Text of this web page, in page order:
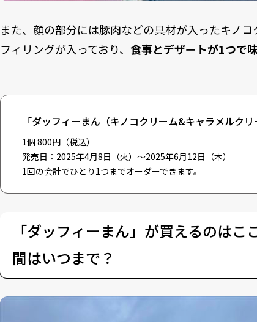
また、顔の部分には豚肉などの具材が入ったキノ
フィリングが入っており、 食事とデザートが1つで
「ダッフィーまん（キノコクリーム&キャラメルクリ
1個 800円（税込）
発売日：2025年4月8日（火）～2025年6月12日（木）
1回の会計でひとり1つまでオーダーできます。
「ダッフィーまん」が買えるのは
間はいつまで？